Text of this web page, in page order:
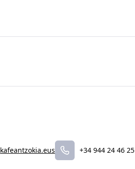
kafeantzokia.eus +34 944 24 46 25